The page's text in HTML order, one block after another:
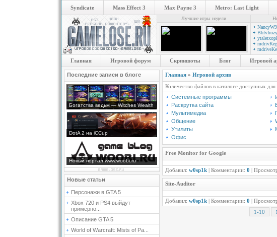
Syndicate Mass Effect 3 Max Payne 3 Metro: Last Light
Лучшие игры недели
BbfvIrozy
Главная Игровой форум Скриншоты Блог Игровой
Последние записи в блоге
Богатства ведьм — Witches Wealth
DotA 2 на iCCup
Новый портал www.woobi.ru
Новые статьи
Персонажи в GTA 5
Xbox 720 и PS4 выйдут
примерно...
Описание GTA 5
World of Warcraft: Mists of Pa...
Главная » Игровой архив
Количество файлов в каталоге доступных для
Системные программы
Раскрутка сайта
Мультимедиа
Общение
Утилиты
Офис
Free Monitor for Google
Добавил: w0sp1k | Комментарии: 0 |
Site-Auditor
Добавил: w0sp1k | Комментарии: 0 |
1-10